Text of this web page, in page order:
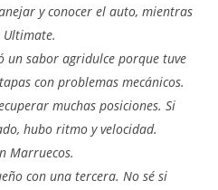
y conocer el auto, mientras
un sabor agridulce porque tuve
con problemas mecánicos.
muchas posiciones. Si
hubo ritmo y velocidad.
Marruecos.
con una tercera. No sé si